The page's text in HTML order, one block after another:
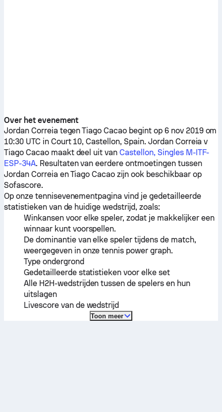
Over het evenement
Jordan Correia tegenTiago Cacao begint op 6 nov 2019 om
10:30 UTC in Court 10, Castellon, Spain. Jordan Correia v
Tiago Cacaomaakt deel uit vanCastellon, Singles M-ITF-
ESP-34A. Resultaten van eerdere ontmoetingen tussen
Jordan Correia enTiago Cacao zijn ook beschikbaar op
Sofascore.
Op onze tennisevenementpagina vind je gedetailleerde
statistieken van de huidige wedstrijd, zoals:
Winkansen voor elke speler, zodat je makkelijker een
winnaar kunt voorspellen.
De dominantie van elke speler tijdens de match,
weergegeven in onze tennis power graph.
Type ondergrond
Gedetailleerde statistieken voor elke set
Alle H2H-wedstrijden tussen de spelers en hun
uitslagen
Livescore van de wedstrijd
Toon meer